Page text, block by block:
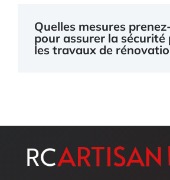
Quelles mesures
pour assurer la sécurité
les travaux de